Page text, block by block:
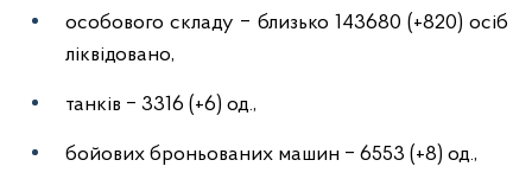
особового складу ‒ близько 143680 (+820) осіб
ліквідовано,
танків ‒ 3316 (+6) од.,
бойових броньованих машин ‒ 6553 (+8) од.,